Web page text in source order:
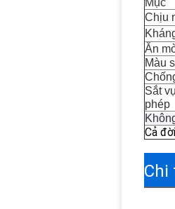
Mục
Chịu
Ăn
Màu
Sắt
phép
Cả đời
Chi